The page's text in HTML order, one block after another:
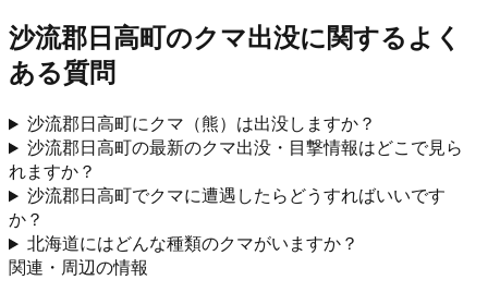
沙流郡日高町のクマ出没に関するよく
ある質問
沙流郡日高町にクマ（熊）は出没しますか？
沙流郡日高町の最新のクマ出没・目撃情報はどこで見ら
れますか？
沙流郡日高町でクマに遭遇したらどうすればいいです
か？
北海道にはどんな種類のクマがいますか？
関連・周辺の情報